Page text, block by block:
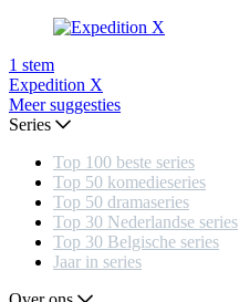
1 stem
Expedition X
Meer suggesties
Series
Top 100 beste series
Top 50 komedieseries
Top 50 dramaseries
Top 30 Nederlandse series
Top 30 Belgische series
Jaar in series